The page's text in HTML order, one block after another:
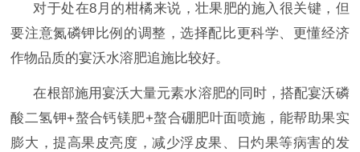
对于处在8月的柑橘来说，壮果肥的施入很关键，但
要注意氮磷钾比例的调整，选择配比更科学、更懂经济
作物品质的宴沃水溶肥追施比较好。
在根部施用宴沃大量元素水溶肥的同时，搭配宴沃磷
酸二氢钾+螯合钙镁肥+螯合硼肥叶面喷施，能帮助果实
膨大，提高果皮亮度，减少浮皮果、日灼果等病害的发